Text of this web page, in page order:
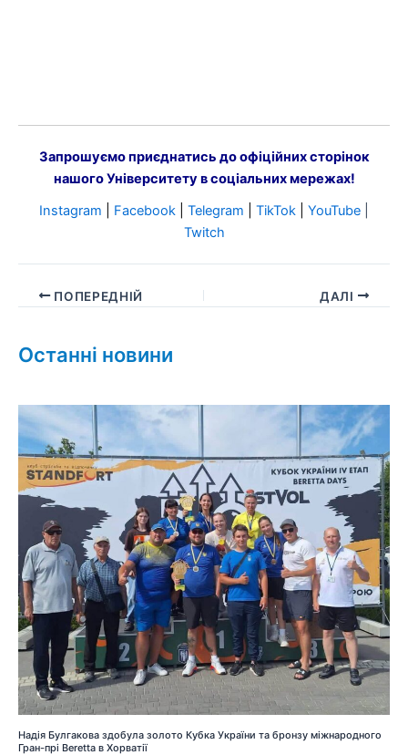
Запрошуємо приєднатись до офіційних сторінок
нашого Університету в соціальних мережах!
Instagram
Facebook Telegram TikTok YouTube
Twitch
ПОПЕРЕДНІЙ ДАЛІ
Останні новини
Надія Булгакова здобула золото Кубка України та бронзу міжнародного
Гран-прі Beretta в Хорватії